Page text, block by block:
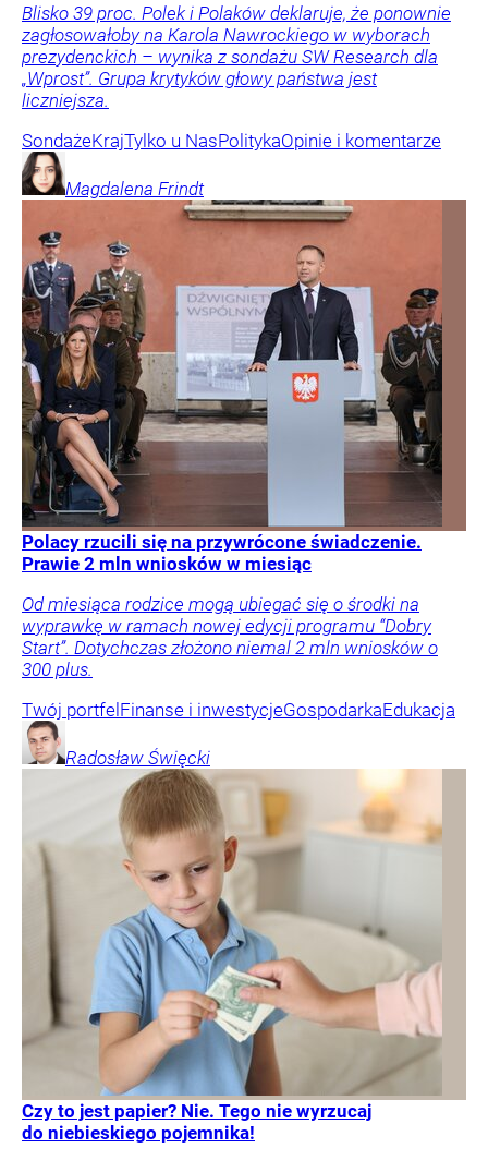
Blisko 39 proc. Polek i Polaków deklaruje, że ponownie
zagłosowałoby na Karola Nawrockiego w wyborach
prezydenckich – wynika z sondażu SW Research dla
„Wprost”. Grupa krytyków głowy państwa jest
liczniejsza.
SondażeKrajTylko u NasPolitykaOpinie i komentarze
Magdalena Frindt
Polacy rzucili się na przywrócone świadczenie.
Prawie 2 mln wniosków w miesiąc
Od miesiąca rodzice mogą ubiegać się o środki na
wyprawkę w ramach nowej edycji programu “Dobry
Start”. Dotychczas złożono niemal 2 mln wniosków o
300 plus.
Twój portfelFinanse i inwestycjeGospodarkaEdukacja
Radosław Święcki
Czy to jest papier? Nie. Tego nie wyrzucaj
do niebieskiego pojemnika!